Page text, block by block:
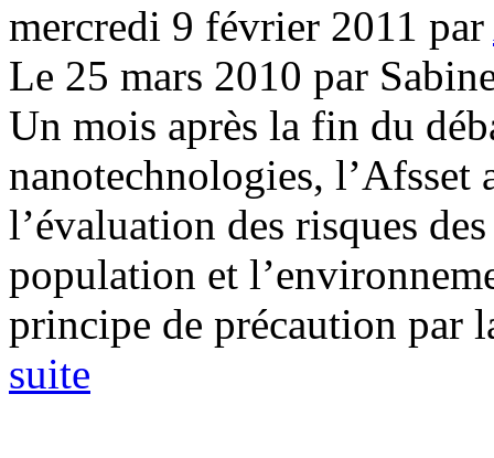
mercredi 9 février 2011 par
Le 25 mars 2010 par
Un mois après la fin du
nanotechnologies, l’Afsset
l’évaluation des risques
population et
principe de précaution par
suite